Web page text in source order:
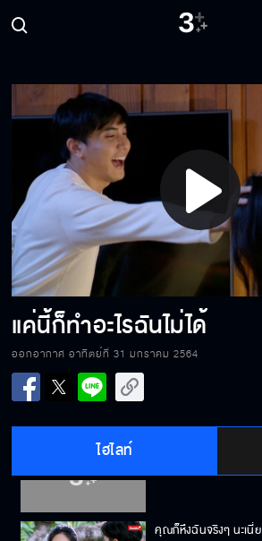
Play
Video
แค่นี้ก็ทำอะไรฉันไม่ได้
ออกอากาศ อาทิตย์ที่ 31 มกราคม 2564
ไฮไลท์
กำลังสอนดูยอดขาย
ไอ้คนลามก
คุณก็หึงฉันจริงๆ นะเนี่ย